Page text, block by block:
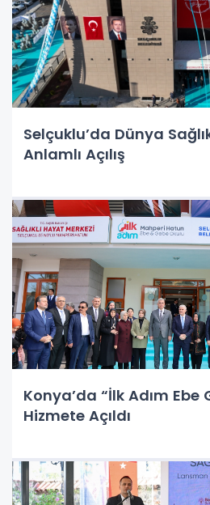
Selçuklu’da Dünya
Anlamlı Açılış
Konya’da “İlk Adım Ebe
Hizmete Açıldı